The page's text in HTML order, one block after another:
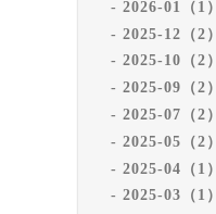
2026-01（1）
2025-12（2）
2025-10（2）
2025-09（2）
2025-07（2）
2025-05（2）
2025-04（1）
2025-03（1）